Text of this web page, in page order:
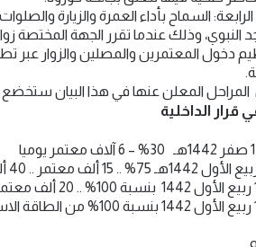
النبوي، وذلك عندما تقرر الجهة المختصة
دخول المعتمرين والمصلين والزوار عبر
المراحل المعلن عنها في هذا البيان
قرار الداخلية